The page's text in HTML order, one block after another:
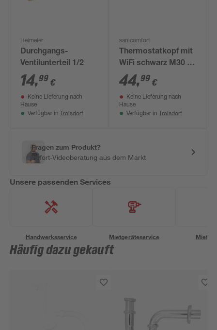
Heimeier
Durchgangs-
Ventilunterteil 1/2
14,99 €
Keine Lieferung nach
Hause
Verfügbar in Troisdorf
sanicomfort
Thermostatkopf mit
WiFi schwarz M30 x
1,5
44,99 €
Keine Lieferung nach
Hause
Verfügbar in Troisdorf
Fragen zum Produkt?
Sofort-Videoberatung aus dem Markt
Unsere passenden Services
Handwerksservice Mietgeräteservice
Häufig dazu gekauft